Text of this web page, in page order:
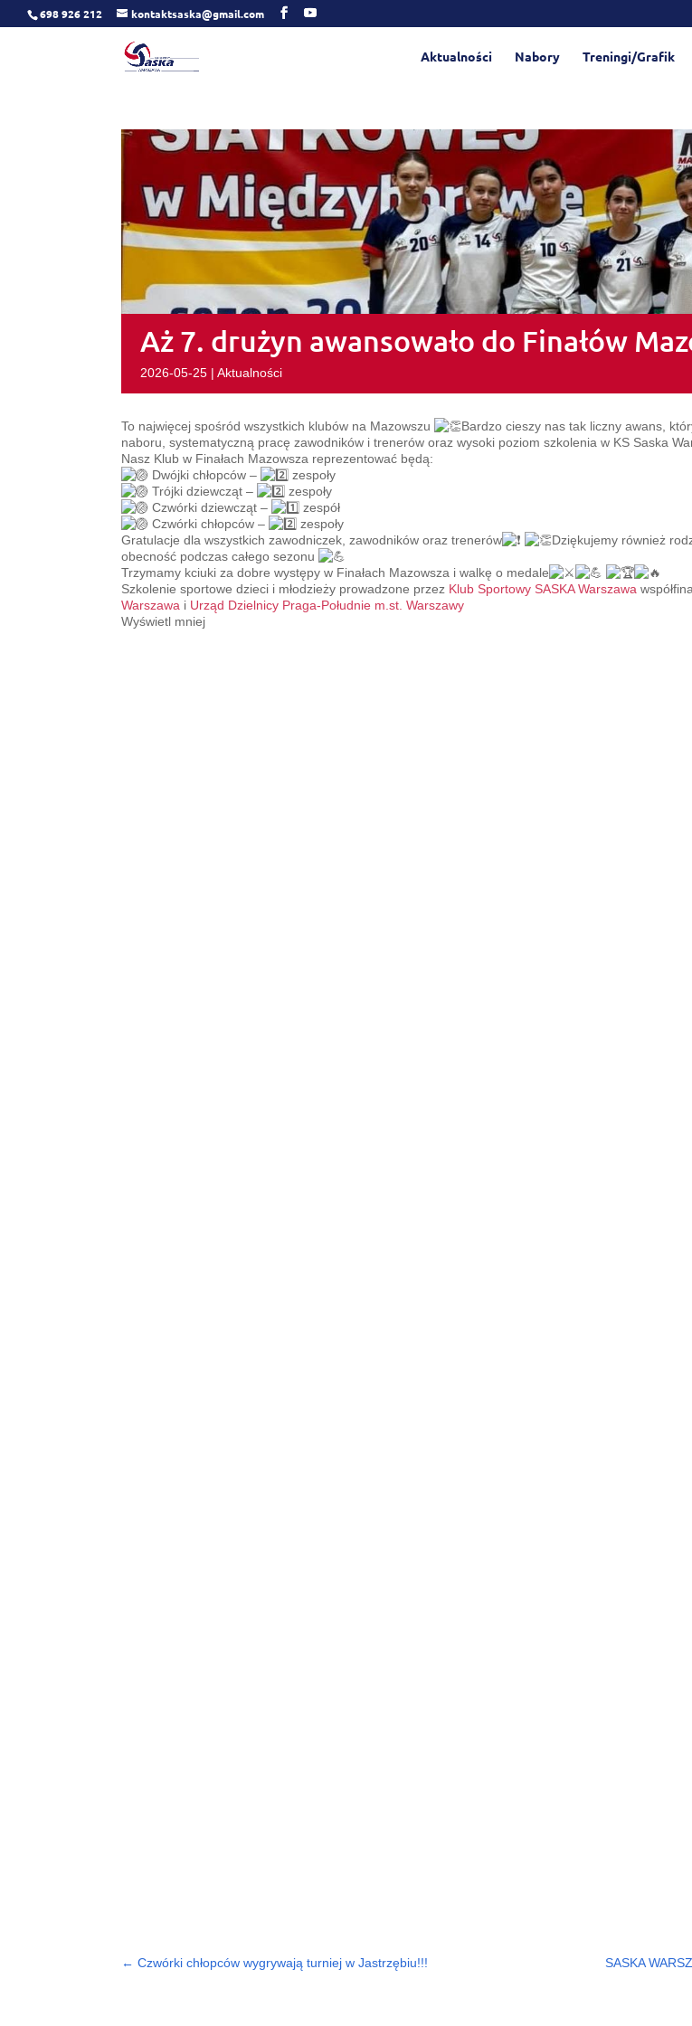
698 926 212 kontaktsaska@gmail.com
Aktualności Nabory Treningi/Grafik
Aż 7. drużyn awansowało do Finałów
2026-05-25 |Aktualności
To najwięcej spośród wszystkich klubów na Mazowszu
Bardzo cieszy nas tak liczny awans,
naboru, systematyczną pracę zawodników i trenerów oraz wysoki poziom szkolenia w KS Saska
Nasz Klub w Finałach Mazowsza reprezentować będą:
Dwójki chłopców –
zespoły
Trójki dziewcząt –
zespoły
Czwórki dziewcząt –
zespół
Czwórki chłopców –
zespoły
Gratulacje dla wszystkich zawodniczek, zawodników oraz trenerów
Dziękujemy również
obecność podczas całego sezonu
Trzymamy kciuki za dobre występy w Finałach Mazowsza i walkę o medale
Szkolenie sportowe dzieci i młodzieży prowadzone przez Klub Sportowy SASKA Warszawa
Warszawa i Urząd Dzielnicy Praga-Południe m.st. Warszawy
Wyświetl mniej
←Czwórki chłopców wygrywają turniej w Jastrzębiu!!! SASKA